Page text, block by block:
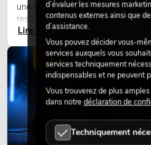
une touche naturelle. Que ce soit
restaurants, les centres
bureaux ou sur les stands
qualité fait depuis longtemps
d’aménagement modernes.
Lire maintenant
ÉCLAIRAGE
d’évaluer les mesures
contenus externes ainsi que
d’assistance.
Vous pouvez décider vous-
services auxquels vous
services techniquement
indispensables et ne peuvent
Vous trouverez de plus
dans notre déclaration de
Techniquement